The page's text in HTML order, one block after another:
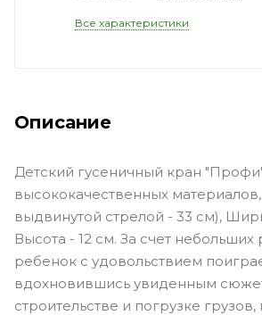
Все характеристики
Описание
Детский гусеничный кран
высококачественных
выдвинутой стрелой - 33 см),
Высота - 12 см. За счет
ребенок с удовольствием
вдохновившись увиденным
строительстве и погрузке грузов,